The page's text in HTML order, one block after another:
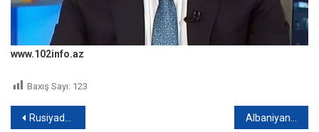
www.102info.az
Baxış Sayı: 123
Yazı
Rusiyada qaraçılarla polislər arasında “siçan-pişik oyunu” – VİDEO